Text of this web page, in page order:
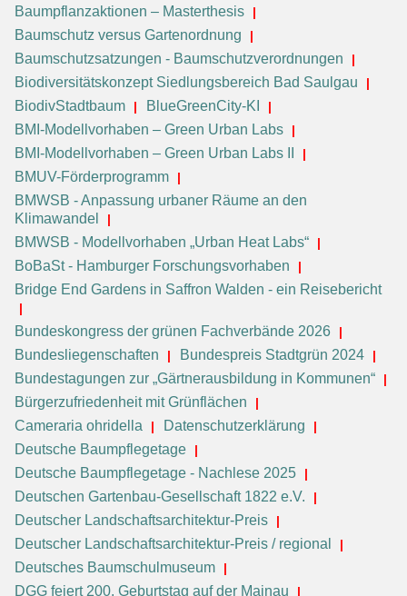
Baumpflanzaktionen – Masterthesis
Baumschutz versus Gartenordnung
Baumschutzsatzungen - Baumschutzverordnungen
Biodiversitätskonzept Siedlungsbereich Bad Saulgau
BiodivStadtbaum
BlueGreenCity-KI
BMI-Modellvorhaben – Green Urban Labs
BMI-Modellvorhaben – Green Urban Labs II
BMUV-Förderprogramm
BMWSB - Anpassung urbaner Räume an den
Klimawandel
BMWSB - Modellvorhaben „Urban Heat Labs“
BoBaSt - Hamburger Forschungsvorhaben
Bridge End Gardens in Saffron Walden - ein Reisebericht
Bundeskongress der grünen Fachverbände 2026
Bundesliegenschaften
Bundespreis Stadtgrün 2024
Bundestagungen zur „Gärtnerausbildung in Kommunen“
Bürgerzufriedenheit mit Grünflächen
Cameraria ohridella
Datenschutzerklärung
Deutsche Baumpflegetage
Deutsche Baumpflegetage - Nachlese 2025
Deutschen Gartenbau-Gesellschaft 1822 e.V.
Deutscher Landschaftsarchitektur-Preis
Deutscher Landschaftsarchitektur-Preis / regional
Deutsches Baumschulmuseum
DGG feiert 200. Geburtstag auf der Mainau